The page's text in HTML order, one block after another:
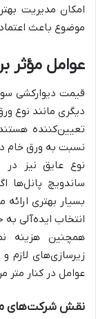
امکان مدیریت
موضوع باعث
عوامل مؤثر
قیمت دیوارکشی
دیگری مانند نوع
تعیین‌کننده
نسبت به ورق خام
نوع عایق نیز در
ساندویچ پانل‌ها
بسیار بهتری
انتخاب ایده‌آلی
همچنین هزینه
زیرسازی‌های لازم
عوامل در کنار متر
نقش شرکت‌های